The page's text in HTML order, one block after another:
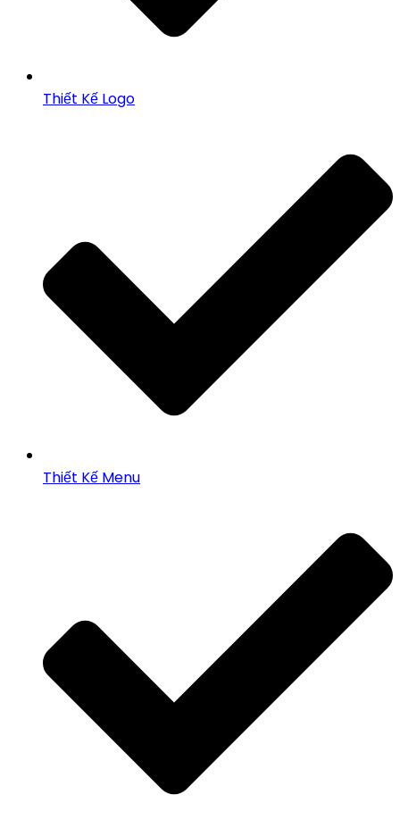
Thiết Kế Logo
Thiết Kế Menu